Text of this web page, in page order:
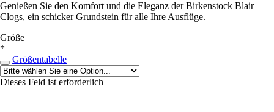
Genießen Sie den Komfort und die Eleganz der Birkenstock Blair
Clogs, ein schicker Grundstein für alle Ihre Ausflüge.
Größe
*
Größentabelle
Dieses Feld ist erforderlich